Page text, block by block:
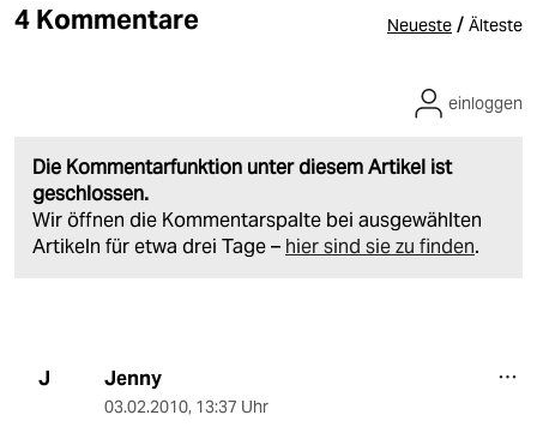
4 Kommentare Neueste / Älteste
Die Kommentarfunktion unter diesem Artikel ist
geschlossen.
Wir öffnen die Kommentarspalte bei ausgewählten
Artikeln für etwa drei Tage – hier sind sie zu finden.
einloggen
J Jenny
03.02.2010, 13:37 Uhr